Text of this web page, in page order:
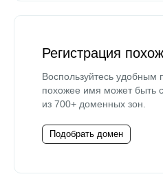
Регистрация
Воспользуйтесь
похожее имя может быть
из 700+ доменных зон.
Подобрать домен